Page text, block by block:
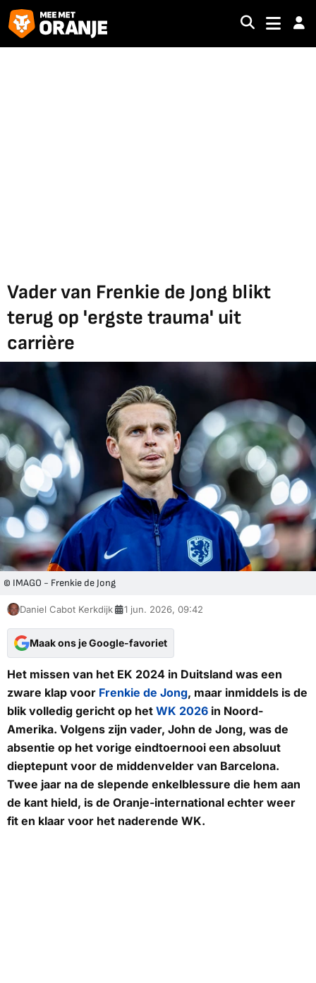
Vader van Frenkie de Jong blikt
terug op 'ergste trauma' uit
carrière
© IMAGO - Frenkie de Jong
Daniel Cabot Kerkdijk 1 jun. 2026, 09:42
Maak ons je Google-favoriet
Het missen van het EK 2024 in Duitsland was een
zware klap voor Frenkie de Jong, maar inmiddels is de
blik volledig gericht op het WK 2026 in Noord-
Amerika. Volgens zijn vader, John de Jong, was de
absentie op het vorige eindtoernooi een absoluut
dieptepunt voor de middenvelder van Barcelona.
Twee jaar na de slepende enkelblessure die hem aan
de kant hield, is de Oranje-international echter weer
fit en klaar voor het naderende WK.